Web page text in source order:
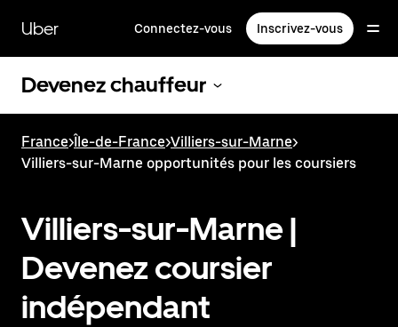
contenu
principal
Uber Connectez-vous Inscrivez-vous
Devenez chauffeur
France>Île-de-France>Villiers-sur-Marne>
Villiers-sur-Marne opportunités pour les coursiers
Villiers-sur-Marne |
Devenez coursier
indépendant